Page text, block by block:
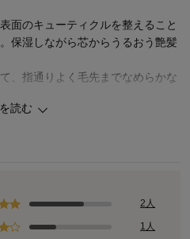
面のキューティクルを整えること
保湿しながら芯からうるおう艶髪
、指通りよく毛先までなめらかな
中心とした、リフレッシュを誘う
コン、タール系色素、合成香料、
読む
2人
1人